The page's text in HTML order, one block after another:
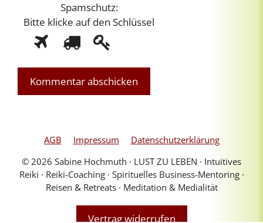
Spamschutz:
Bitte klicke aufden Schlüssel
a
m
s
u
z
:
2
AGB Impressum
Datenschutzerklärung
© 2026 Sabine Hochmuth ∙ LUST ZU LEBEN ∙ Intuitives
Reiki ∙ Reiki-Coaching ∙ Spirituelles Business-Mentoring ∙
Reisen & Retreats ∙ Meditation & Medialität
Vertrag widerrufen